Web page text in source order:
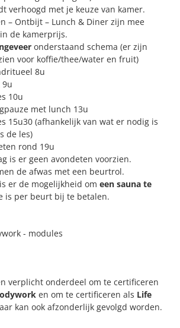
verhoogd met je keuze van kamer.
– Ontbijt – Lunch & Diner zijn mee
de kamerprijs.
onderstaand schema (er zijn
voor koffie/thee/water en fruit)
8u
10u
met lunch 13u
15u30 (afhankelijk van wat er nodig is
de les)
rond 19u
is er geen avondeten voorzien.
de afwas met een beurtrol.
er de mogelijkheid om een sauna te
is per beurt bij te betalen.
verplicht onderdeel om te certificeren
en om te certificeren als Life
kan ook afzonderlijk gevolgd worden.